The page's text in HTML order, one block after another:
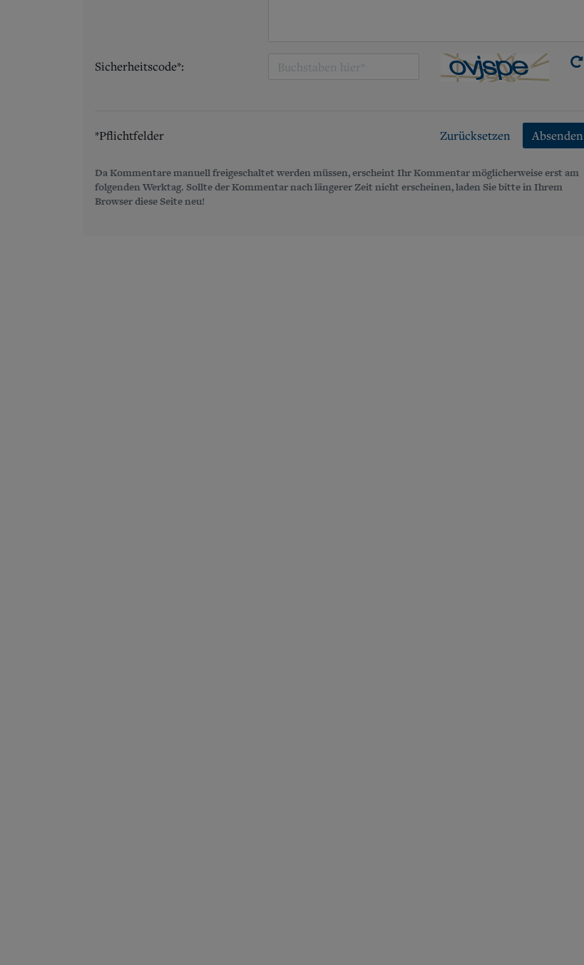
Sicherheitscode*:
*Pflichtfelder Zurücksetzen Absenden
Da Kommentare manuell freigeschaltet werden müssen, erscheint Ihr Kommentar möglicherweise erst am
folgenden Werktag. Sollte der Kommentar nach längerer Zeit nicht erscheinen, laden Sie bitte in Ihrem
Browser diese Seite neu!